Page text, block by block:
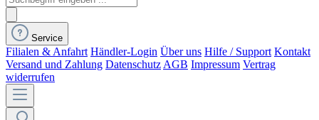
Service
Filialen & Anfahrt Händler-Login Über uns Hilfe / Support Kontakt
Versand und Zahlung Datenschutz AGB Impressum Vertrag
widerrufen